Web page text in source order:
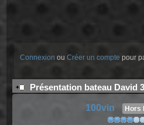
Connexion ouCréer un compte pour
Présentation bateau David
100vin Hors